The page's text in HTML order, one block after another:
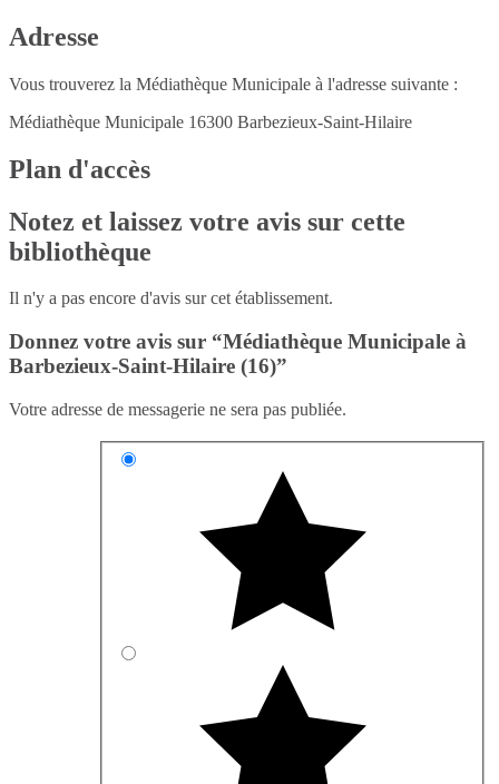
Adresse
Vous trouverez la Médiathèque Municipale à l'adresse suivante :
Médiathèque Municipale 16300 Barbezieux-Saint-Hilaire
Plan d'accès
Notez et laissez votre avis sur cette
bibliothèque
Il n'y a pas encore d'avis sur cet établissement.
Donnez votre avis sur “Médiathèque Municipale à
Barbezieux-Saint-Hilaire (16)”
Votre adresse de messagerie ne sera pas publiée.